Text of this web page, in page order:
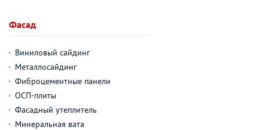
Фасад
Виниловый сайдинг
Металлосайдинг
Фиброцементные панели
ОСП-плиты
Фасадный утеплитель
Минеральная вата